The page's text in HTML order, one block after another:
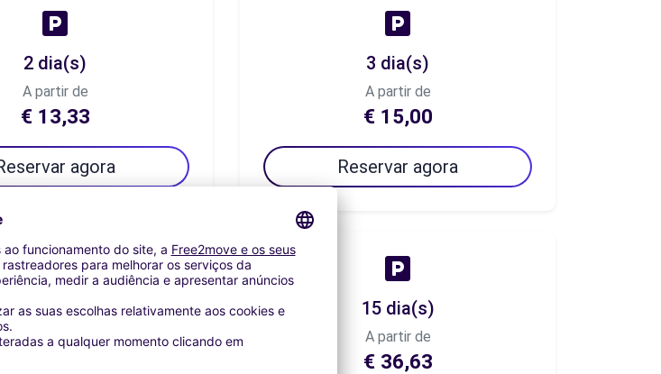
2 dia(s)
A partir de
€ 13,33
agora
3 dia(s)
A partir de
€ 15,00
Reservar agora
7 dia(s)
A partir de
15 dia(s)
A partir de
€ 36,63